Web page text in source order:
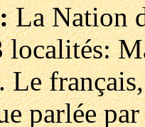
La Nation
localités:
Le
parlée